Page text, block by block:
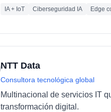
IA + IoT Ciberseguridad IA Edge
NTT Data
Consultora tecnológica global
Multinacional de servicios IT
transformación digital.